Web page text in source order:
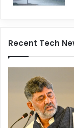
Recent Tech